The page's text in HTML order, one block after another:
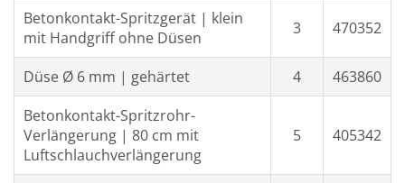
Betonkontakt-Spritzgerät | klein
mit Handgriff ohne Düsen
3 470352
Düse Ø 6 mm | gehärtet 4
463860
Betonkontakt-Spritzrohr-
Verlängerung | 80 cm mit
Luftschlauchverlängerung
5 405342